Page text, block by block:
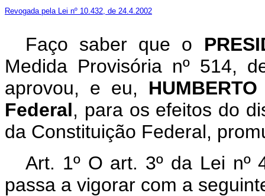
Revogada pela Lei nº 10.432, de 24.4.2002
Faço saber que o
Medida Provisória nº 514,
aprovou, e eu,
Federal, para os efeitos do
da Constituição Federal,
Art. 1º O art. 3º da Lei nº
passa a vigorar com a